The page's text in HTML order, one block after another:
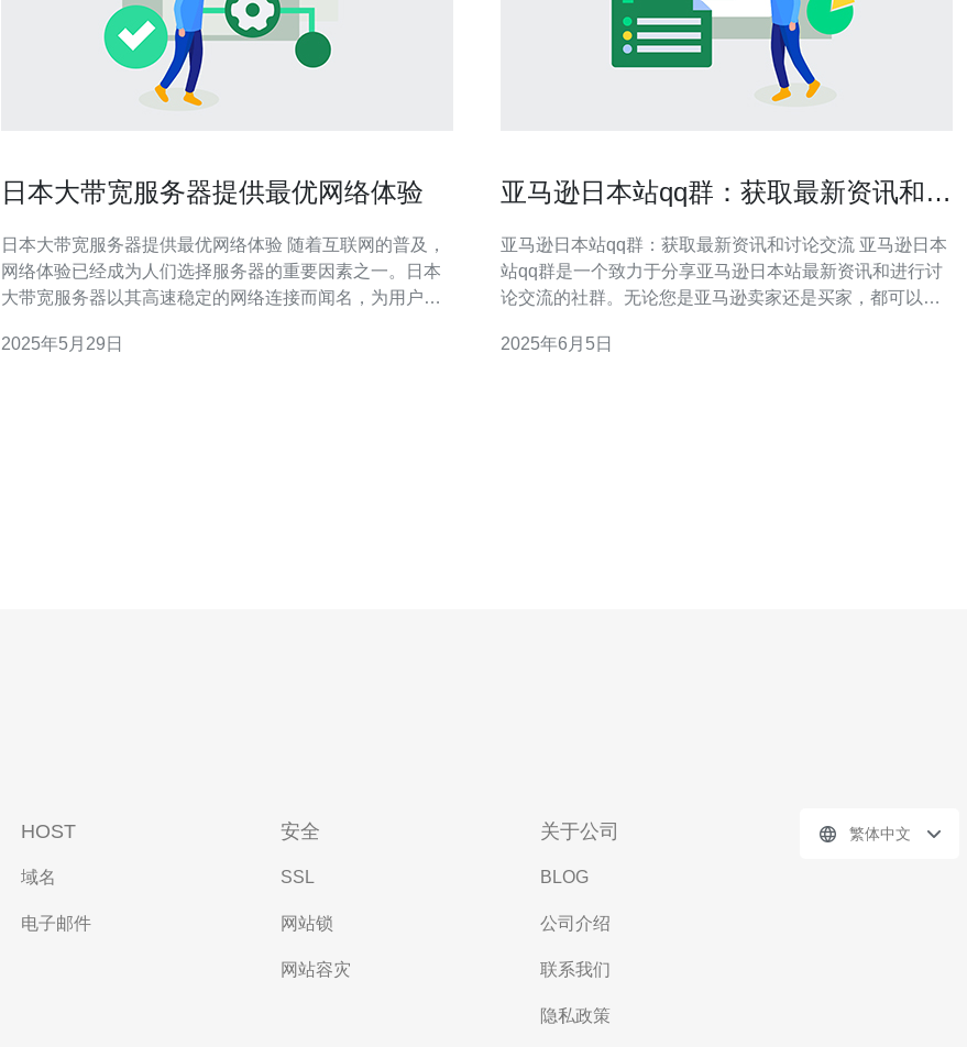
日本大带宽服务器提供最优网络体验
日本大带宽服务器提供最优网络体验 随着互联网的普及，
网络体验已经成为人们选择服务器的重要因素之一。日本
大带宽服务器以其高速稳定的网络连接而闻名，为用户提
性，能够满足用户对快速加载速度和稳定连接的需求。 日
2025年5月29日
亚马逊日本站qq群：获取最新资讯和讨
亚马逊日本站qq群：获取最新资讯和讨论交流 亚马逊日本
站qq群是一个致力于分享亚马逊日本站最新资讯和进行讨
论交流的社群。无论您是亚马逊卖家还是买家，都可以通
最新动态。 加入亚马逊日本站qq群的优势有很多。首先，
2025年6月5日
HOST
域名
电子邮件
安全
SSL
网站锁
网站容灾
关于公司
BLOG
公司介绍
联系我们
隐私政策
繁体中文